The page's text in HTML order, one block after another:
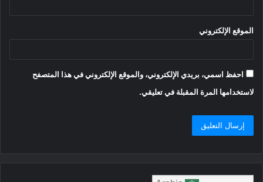
الموقع الإلكتروني
احفظ اسمي، بريدي الإلكتروني، والموقع الإلكتروني في هذا المتصفح
لاستخدامها المرة المقبلة في تعليقي.